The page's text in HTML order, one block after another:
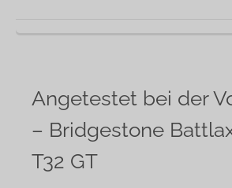
Angetestet bei der
– Bridgestone
T32 GT